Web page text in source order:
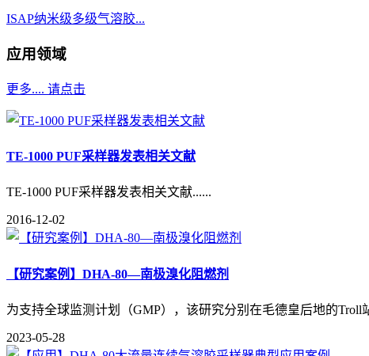
ISAP纳米级多级气溶胶...
应用领域
更多.... 请点击
TE-1000 PUF采样器发表相关文献
TE-1000 PUF采样器发表相关文献......
2016-12-02
【研究案例】DHA-80—南极溴化阻燃剂
为支持全球监测计划（GMP），该研究分别在毛德皇后地的Troll
2023-05-28